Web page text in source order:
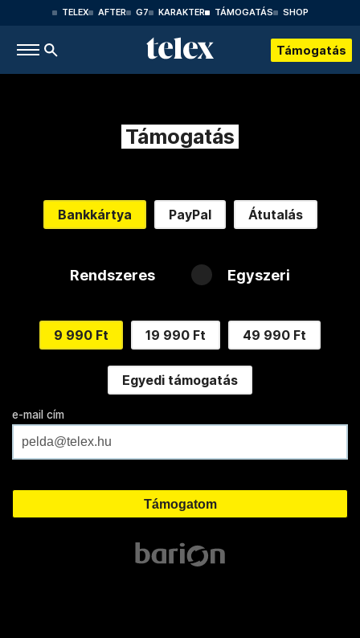
TELEX AFTER G7 KARAKTER TÁMOGATÁS SHOP
Támogatás
Támogatás
Bankkártya PayPal Átutalás
Rendszeres Egyszeri
9 990 Ft 19 990 Ft 49 990 Ft
Egyedi támogatás
e-mail cím